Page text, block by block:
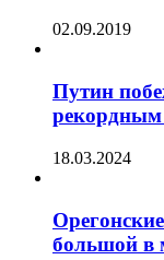
02.09.2019
Путин
рекордным
18.03.2024
большой в